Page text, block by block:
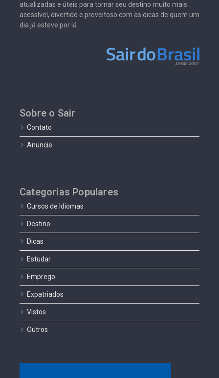
atualizadas e úteis para tornar seu destino muito mais
acessível, divertido e proveitoso com as dicas de quem um
dia já esteve por lá.
Sobre o Sair
Contato
Anuncie
Categorias Populares
Cursos de Idiomas
Destino
Dicas
Estudar
Emprego
Expatriados
Vistos
Outros